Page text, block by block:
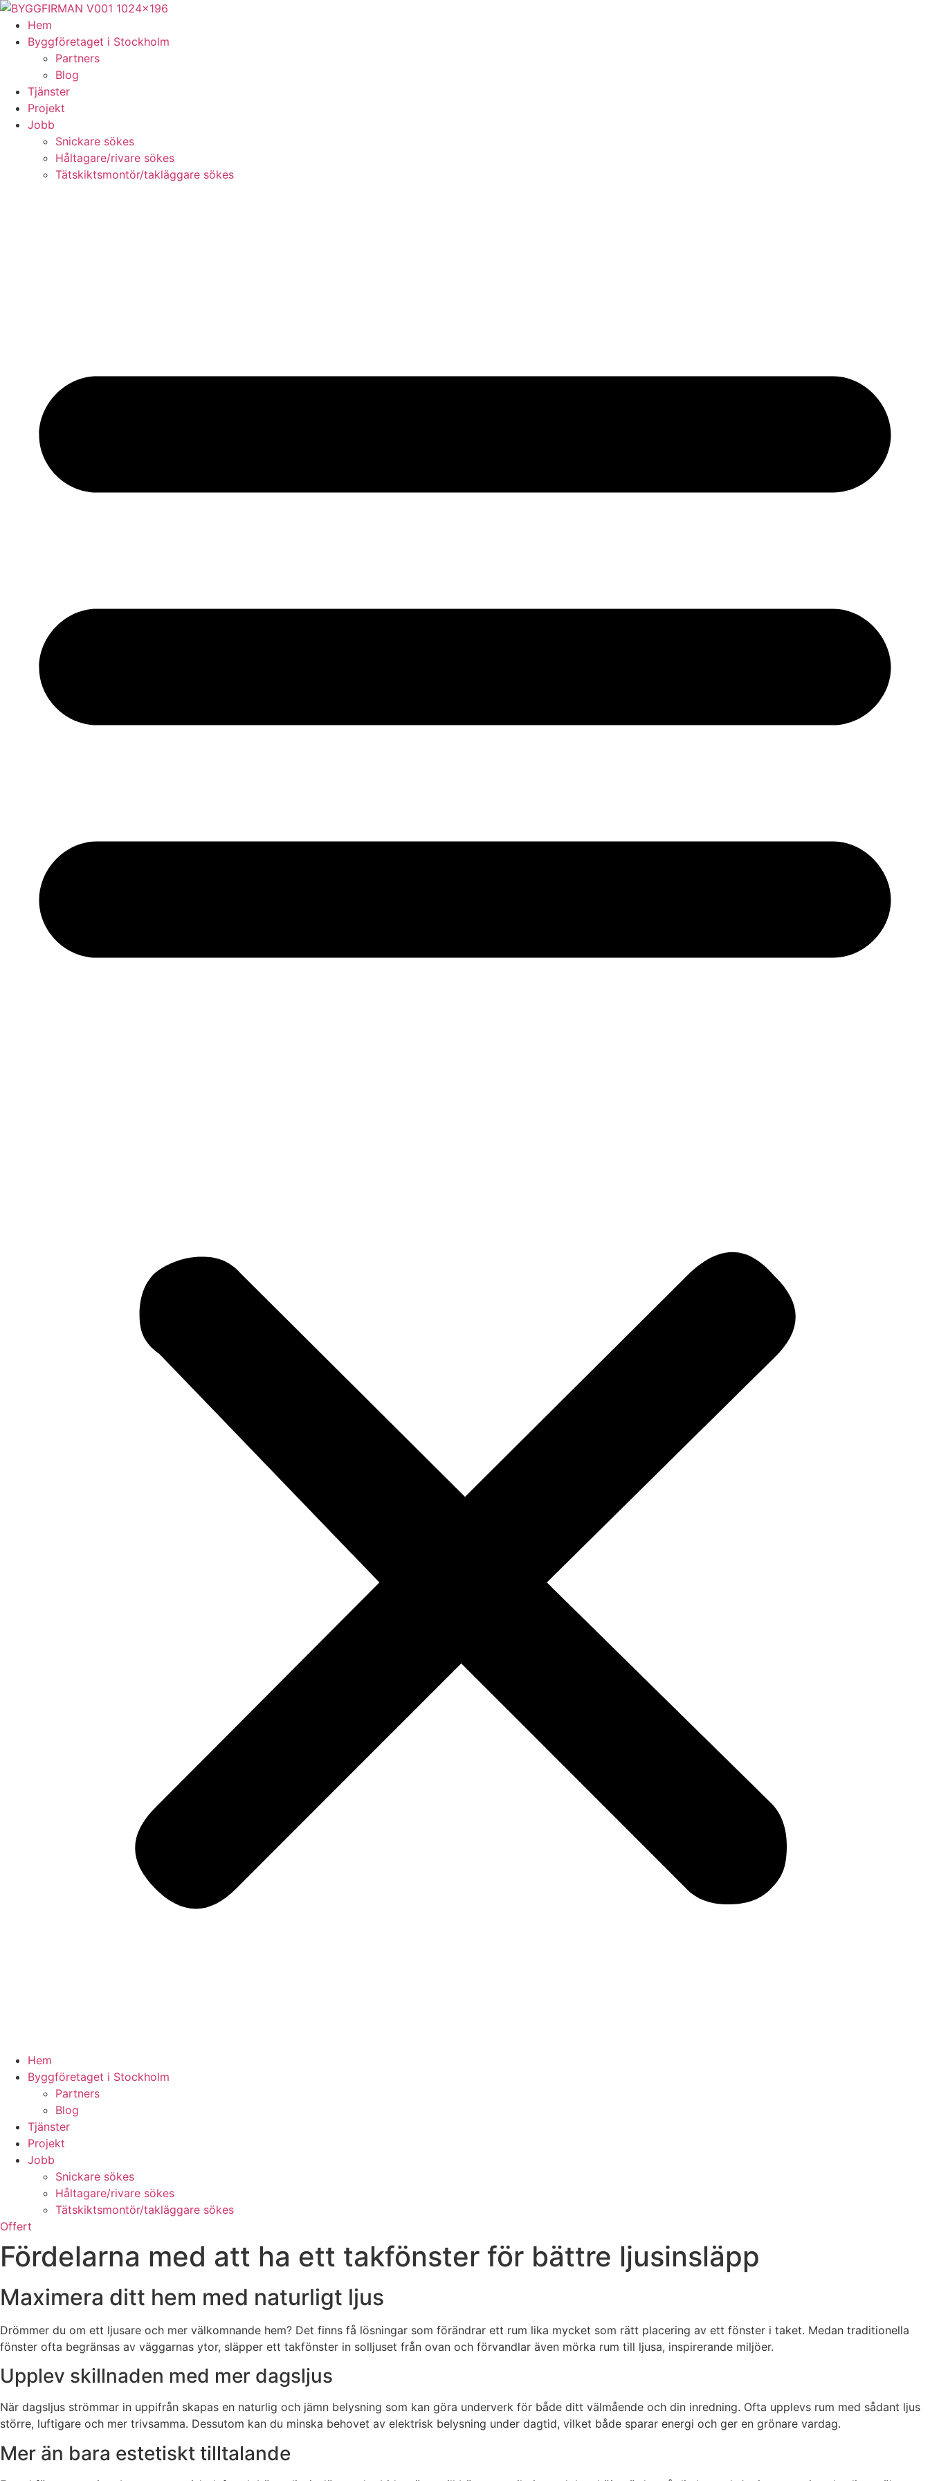
Skip
content
Hem
Byggföretaget i Stockholm
Partners
Blog
Tjänster
Projekt
Jobb
Snickare sökes
Håltagare/rivare sökes
Tätskiktsmontör/takläggare sökes
Hem
Byggföretaget i Stockholm
Partners
Blog
Tjänster
Projekt
Jobb
Snickare sökes
Håltagare/rivare sökes
Tätskiktsmontör/takläggare sökes
Offert
Fördelarna med att ha ett takfönster för bättre ljusinsläpp
Maximera ditt hem med naturligt ljus
Drömmer du om ett ljusare och mer välkomnande hem? Det finns få lösningar som förändrar ett rum lika mycket som rätt placering av ett fönster i taket. Medan traditionella
fönster ofta begränsas av väggarnas ytor, släpper ett takfönster in solljuset från ovan och förvandlar även mörka rum till ljusa, inspirerande miljöer.
Upplev skillnaden med mer dagsljus
När dagsljus strömmar in uppifrån skapas en naturlig och jämn belysning som kan göra underverk för både ditt välmående och din inredning. Ofta upplevs rum med sådant ljus
större, luftigare och mer trivsamma. Dessutom kan du minska behovet av elektrisk belysning under dagtid, vilket både sparar energi och ger en grönare vardag.
Mer än bara estetiskt tilltalande